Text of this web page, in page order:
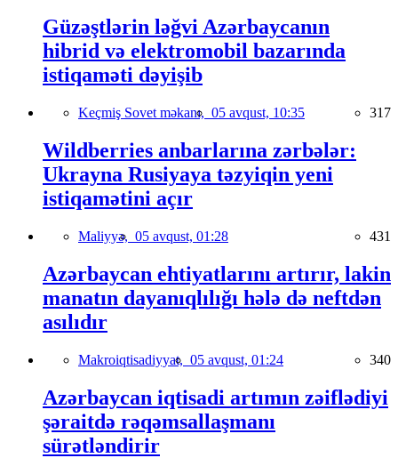
Güzəştlərin ləğvi Azərbaycanın
hibrid və elektromobil bazarında
istiqaməti dəyişib
Keçmiş Sovet məkanı, 05 avqust, 10:35 317
Wildberries anbarlarına zərbələr:
Ukrayna Rusiyaya təzyiqin yeni
istiqamətini açır
Maliyyə, 05 avqust, 01:28 431
Azərbaycan ehtiyatlarını artırır, lakin
manatın dayanıqlılığı hələ də neftdən
asılıdır
Makroiqtisadiyyat, 05 avqust, 01:24 340
Azərbaycan iqtisadi artımın zəiflədiyi
şəraitdə rəqəmsallaşmanı
sürətləndirir